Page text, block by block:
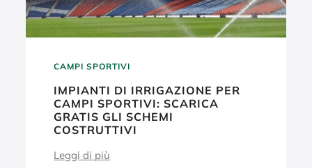
CAMPI SPORTIVI
IMPIANTI DI IRRIGAZIONE PER
CAMPI SPORTIVI: SCARICA
GRATIS GLI SCHEMI
COSTRUTTIVI
Leggi di più